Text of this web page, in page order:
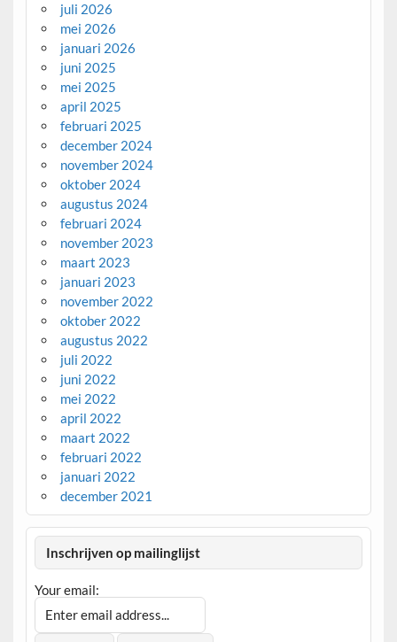
juli 2026
mei 2026
januari 2026
juni 2025
mei 2025
april 2025
februari 2025
december 2024
november 2024
oktober 2024
augustus 2024
februari 2024
november 2023
maart 2023
januari 2023
november 2022
oktober 2022
augustus 2022
juli 2022
juni 2022
mei 2022
april 2022
maart 2022
februari 2022
januari 2022
december 2021
Inschrijven op mailinglijst
Your email: